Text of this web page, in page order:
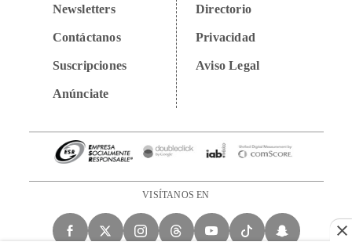
Newsletters
Contáctanos
Suscripciones
Anúnciate
Directorio
Privacidad
Aviso Legal
VISÍTANOS EN